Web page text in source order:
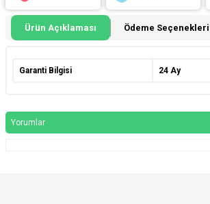
Ürün Açıklaması Ödeme Seçenekleri
Garanti Bilgisi 24 Ay
Yorumlar